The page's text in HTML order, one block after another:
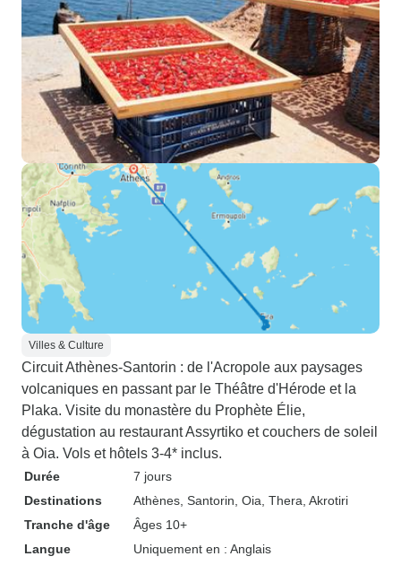
Villes & Culture
Circuit Athènes-Santorin : de l'Acropole aux paysages
volcaniques en passant par le Théâtre d'Hérode et la
Plaka. Visite du monastère du Prophète Élie,
dégustation au restaurant Assyrtiko et couchers de soleil
à Oia. Vols et hôtels 3-4* inclus.
Durée
7 jours
Destinations
Athènes , Santorin , Oia , Thera , Akrotiri
Tranche d'âge
Âges 10+
Langue
Uniquement en : Anglais